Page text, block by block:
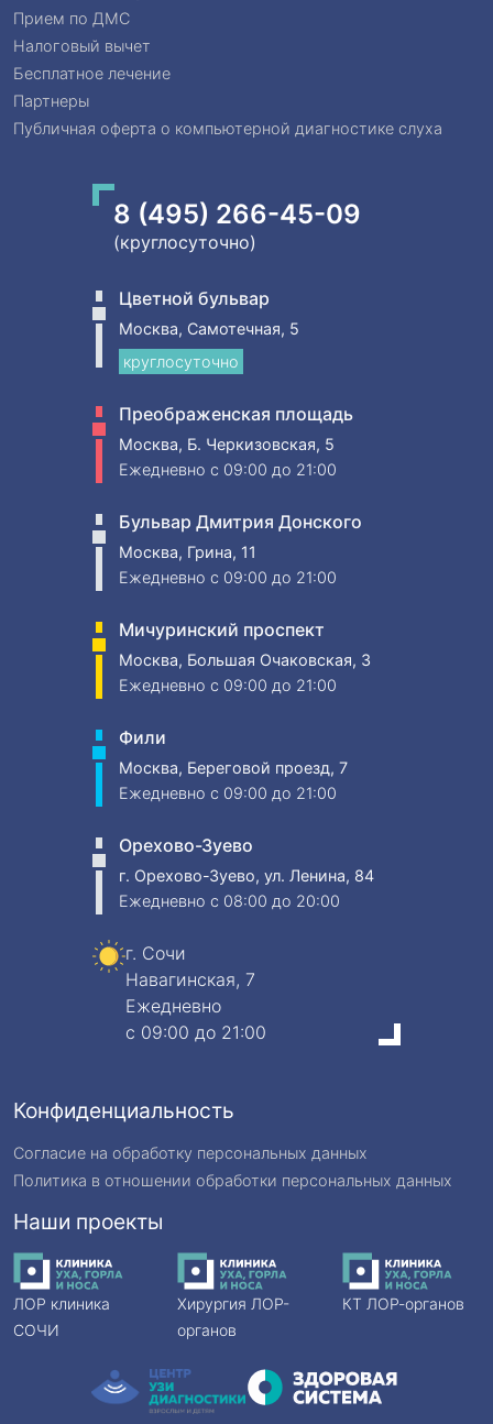
Прием по ДМС
Налоговый вычет
Бесплатное лечение
Партнеры
Публичная оферта о компьютерной диагностике слуха
8 (495) 266-45-09
(круглосуточно)
Цветной бульвар
Москва, Самотечная, 5
круглосуточно
Преображенская площадь
Москва, Б. Черкизовская, 5
Ежедневно c 09:00 до 21:00
Бульвар Дмитрия Донского
Москва, Грина, 11
Ежедневно c 09:00 до 21:00
Мичуринский проспект
Москва, Большая Очаковская, 3
Ежедневно c 09:00 до 21:00
Фили
Москва, Береговой проезд, 7
Ежедневно c 09:00 до 21:00
Орехово-Зуево
г. Орехово-Зуево, ул. Ленина, 84
Ежедневно c 08:00 до 20:00
г. Сочи
Навагинская, 7
Ежедневно
c 09:00 до 21:00
Конфиденциальность
Согласие на обработку персональных данных
Политика в отношении обработки персональных данных
Наши проекты
ЛОР клиника
СОЧИ
Хирургия ЛОР-
органов
КТ ЛОР-органов